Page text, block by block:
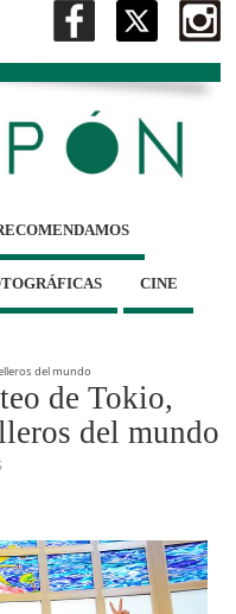
CINE
del mundo
de Tokio,
del mundo